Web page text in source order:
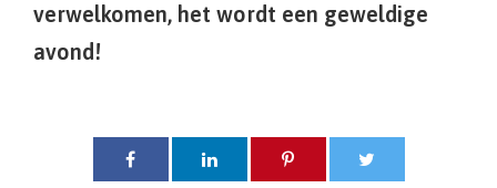
verwelkomen, het wordt een geweldige
avond!